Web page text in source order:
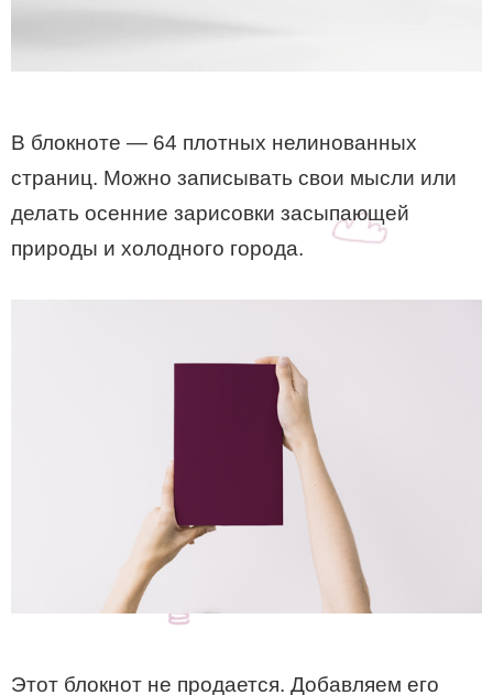
В блокноте — 64 плотных нелинованных
страниц. Можно записывать свои мысли или
делать осенние зарисовки засыпающей
природы и холодного города.
Этот блокнот не продается. Добавляем его